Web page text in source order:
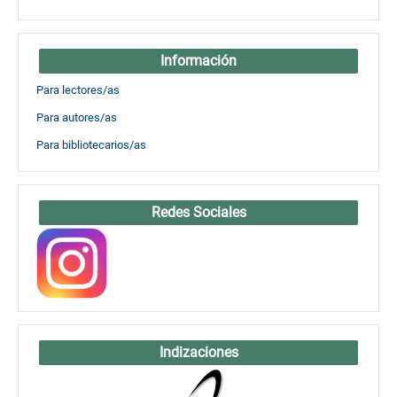
Información
Para lectores/as
Para autores/as
Para bibliotecarios/as
Redes Sociales
Indizaciones